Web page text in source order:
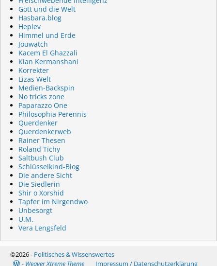
Gott und die Welt
Hasbara.blog
Heplev
Himmel und Erde
Jouwatch
Kacem El Ghazzali
Kian Kermanshani
Korrekter
Lizas Welt
Medien-Backspin
No tricks zone
Paparazzo One
Philosophia Perennis
Querdenker
Querdenkerweb
Rainer Thesen
Roland Tichy
Saltbush Club
Schlüsselkind-Blog
Die andere Sicht
Die Siedlerin
Shir o Xorshid
Tapfer im Nirgendwo
Unbesorgt
U.M.
Vera Lengsfeld
©2026 - Politisches & Wissenswertes
- Weaver Xtreme Theme Impressum / Datenschutzerklärung